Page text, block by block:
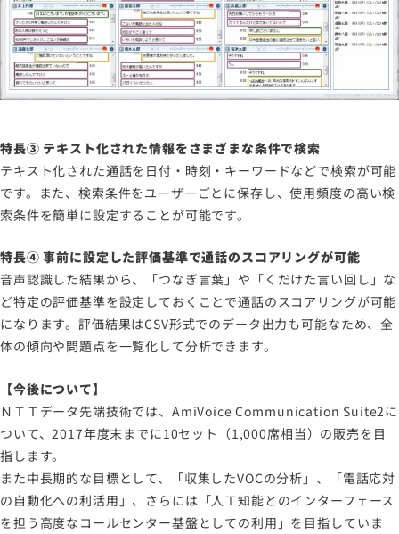
特長③ テキスト化された情報をさまざまな条件で検索
テキスト化された通話を日付・時刻・キーワードなどで検索が可能
です。また、検索条件をユーザーごとに保存し、使用頻度の高い検
索条件を簡単に設定することが可能です。
特長④ 事前に設定した評価基準で通話のスコアリングが可能
音声認識した結果から、「つなぎ言葉」や「くだけた言い回し」な
ど特定の評価基準を設定しておくことで通話のスコアリングが可能
になります。評価結果はCSV形式でのデータ出力も可能なため、全
体の傾向や問題点を一覧化して分析できます。
【今後について】
ＮＴＴデータ先端技術では、AmiVoice Communication Suite2に
ついて、2017年度末までに10セット（1,000席相当）の販売を目
指します。
また中長期的な目標として、「収集したVOCの分析」、「電話応対
の自動化への利活用」、さらには「人工知能とのインターフェース
を担う高度なコールセンター基盤としての利用」を目指していま